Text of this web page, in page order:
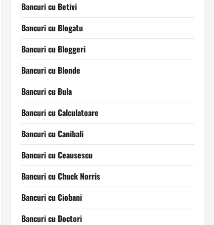
Bancuri cu Betivi
Bancuri cu Blogatu
Bancuri cu Bloggeri
Bancuri cu Blonde
Bancuri cu Bula
Bancuri cu Calculatoare
Bancuri cu Canibali
Bancuri cu Ceausescu
Bancuri cu Chuck Norris
Bancuri cu Ciobani
Bancuri cu Doctori